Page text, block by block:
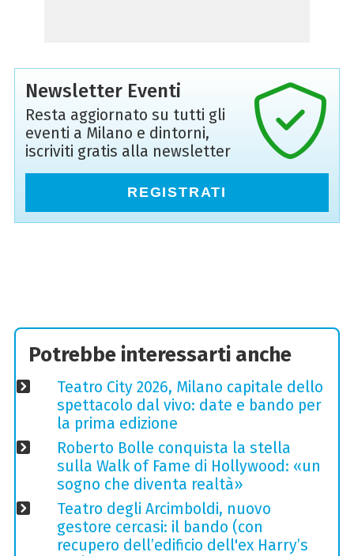
Newsletter Eventi
Resta aggiornato su tutti gli
eventi a Milano e dintorni,
iscriviti gratis alla newsletter
REGISTRATI
Potrebbe interessarti anche
Teatro City 2026, Milano capitale dello
spettacolo dal vivo: date e bando per
la prima edizione
Roberto Bolle conquista la stella
sulla Walk of Fame di Hollywood: «un
sogno che diventa realtà»
Teatro degli Arcimboldi, nuovo
gestore cercasi: il bando (con
recupero dell’edificio dell'ex Harry’s